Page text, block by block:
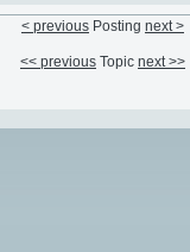
< previous Posting next >
<< previous Topic next >>